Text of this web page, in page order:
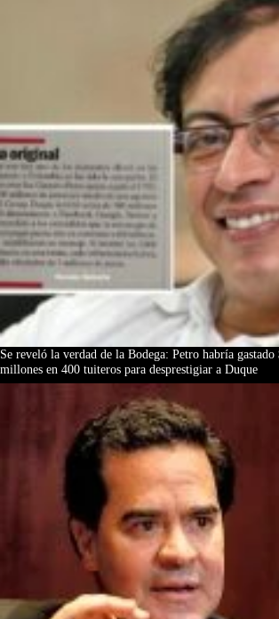
Se reveló la verdad de la Bodega: Petro habría gastado
millones en 400 tuiteros para desprestigiar a Duque